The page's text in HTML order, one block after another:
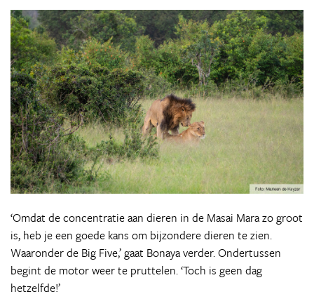
‘Omdat de concentratie aan dieren in de Masai Mara zo groot
is, heb je een goede kans om bijzondere dieren te zien.
Waaronder de Big Five,’ gaat Bonaya verder. Ondertussen
begint de motor weer te pruttelen. ‘Toch is geen dag
hetzelfde!’